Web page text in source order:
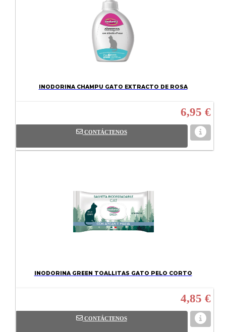
INODORINA CHAMPU GATO EXTRACTO DE ROSA
6,95 €
CONTÁCTENOS
INODORINA GREEN TOALLITAS GATO PELO CORTO
4,85 €
CONTÁCTENOS